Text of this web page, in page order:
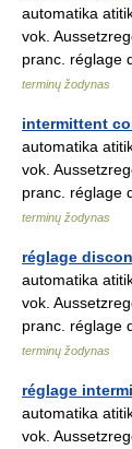
automatika
vok.
pranc. réglage
terminų žodynas
intermittent
automatika
vok.
pranc. réglage
terminų žodynas
réglage
automatika
vok.
pranc. réglage
terminų žodynas
réglage
automatika
vok.